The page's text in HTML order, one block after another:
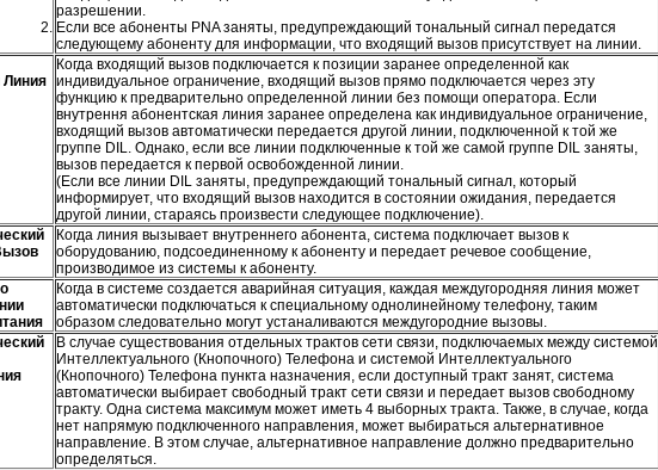
разрешении.
Если все абоненты PNA заняты, предупреждающий тональный сигнал передатся
следующему абоненту для информации, что входящий вызов присутствует на линии.
Когда входящий вызов подключается к позиции заранее определенной как
индивидуальное ограничение, входящий вызов прямо подключается через эту
функцию к предварительно определенной линии без помощи оператора. Если
внутрення абонентская линия заранее определена как индивидуальное ограничение,
входящий вызов автоматически передается другой линии, подключенной к той же
группе DIL. Однако, если все линии подключенные к той же самой группе DIL заняты,
вызов передается к первой освобожденной линии.
(Если все линии DIL заняты, предупреждающий тональный сигнал, который
информирует, что входящий вызов находится в состоянии ожидания, передается
другой линии, стараясь произвести следующее подключение).
Когда линия вызывает внутреннего абонента, система подключает вызов к
оборудованию, подсоединенному к абоненту и передает речевое сообщение,
производимое из системы к абоненту.
Когда в системе создается аварийная ситуация, каждая междугородняя линия может
автоматически подключаться к специальному однолинейному телефону, таким
образом следовательно могут устаналиваются междугородние вызовы.
В случае существования отдельных трактов сети связи, подключаемых между системой
Интеллектуального (Кнопочного) Телефона и системой Интеллектуального
(Кнопочного) Телефона пункта назначения, если доступный тракт занят, система
автоматически выбирает свободный тракт сети связи и передает вызов свободному
тракту. Одна система максимум может иметь 4 выборных тракта. Также, в случае, когда
нет напрямую подключенного направления, может выбираться альтернативное
направление. В этом случае, альтернативное направление должно предварительно
определяться.